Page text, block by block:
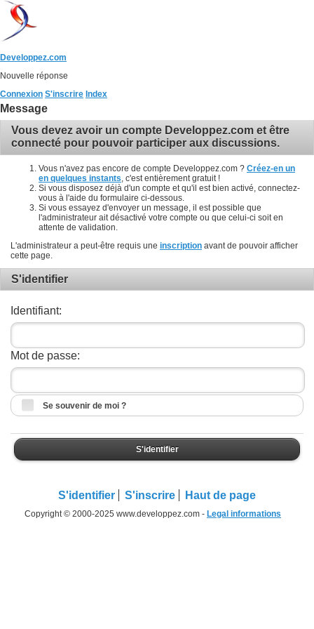
Developpez.com
Nouvelle réponse
Connexion S'inscrire Index
Message
Vous devez avoir un compte Developpez.com et être
connecté pour pouvoir participer aux discussions.
Vous n'avez pas encore de compte Developpez.com ? Créez-en un
en quelques instants , c'est entièrement gratuit !
Si vous disposez déjà d'un compte et qu'il est bien activé, connectez-
vous à l'aide du formulaire ci-dessous.
Si vous essayez d'envoyer un message, il est possible que
l'administrateur ait désactivé votre compte ou que celui-ci soit en
attente de validation.
L'administrateur a peut-être requis une inscription avant de pouvoir afficher
cette page.
S'identifier
Identifiant:
Mot de passe:
Se souvenir de moi ?
S'identifier
S'identifier S'inscrire Haut de page
Copyright © 2000-2025 www.developpez.com - Legal informations